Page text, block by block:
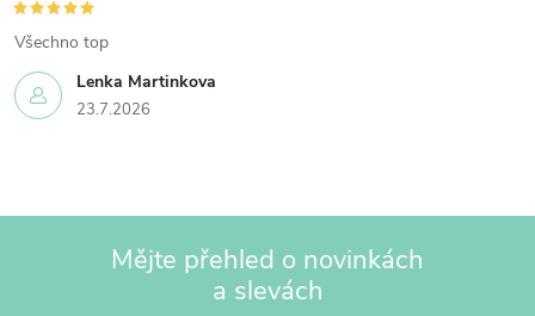
ý
p
i
s
Lenka Martinkova
23.7.2026
Všechno top
Mějte přehled o novinkách
a slevách